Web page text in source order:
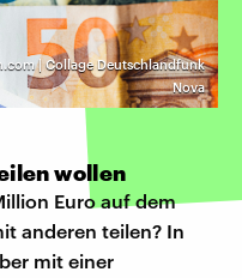
| Collage Deutschlandfunk
Nova
wollen
Euro auf dem
anderen teilen? In
mit einer